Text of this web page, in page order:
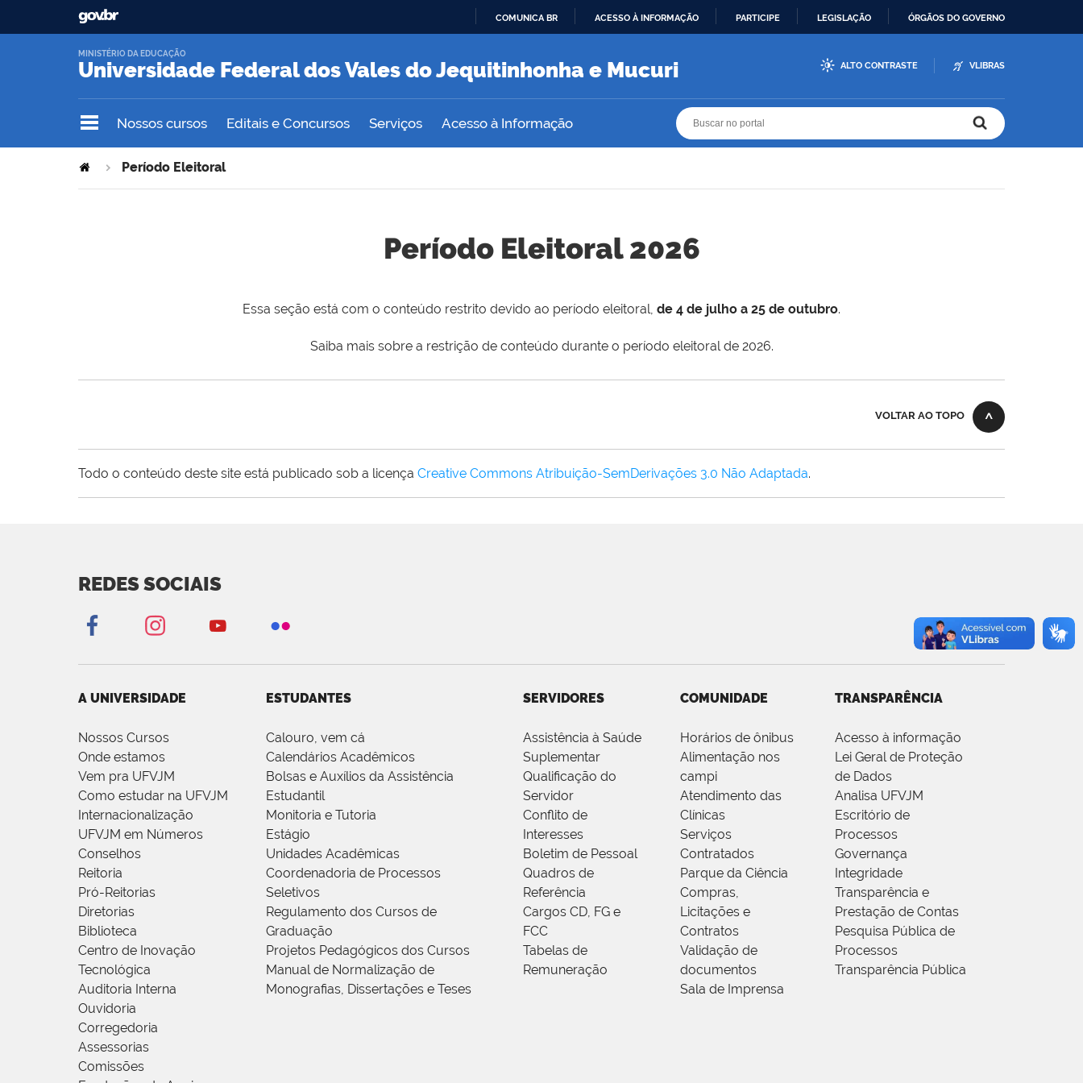
O
COMUNICA BR ACESSO À INFORMAÇÃO PARTICIPE LEGISLAÇÃO ÓRGÃOS DO GOVERNO
Universidade Federal dos Vales do Jequitinhonha e Mucuri
MINISTÉRIO DA EDUCAÇÃO
ALTO CONTRASTE VLIBRAS
Nossos cursos Editais e Concursos Serviços Acesso à Informação
Período Eleitoral
Período Eleitoral 2026
Essa seção está com o conteúdo restrito devido ao período eleitoral, de 4 de julho a 25 de outubro.
Saiba mais sobre a restrição de conteúdo durante o período eleitoral de 2026.
VOLTAR AO TOPO
Todo o conteúdo deste site está publicado sob a licença Creative Commons Atribuição-SemDerivações 3.0 Não Adaptada.
REDES SOCIAIS
A UNIVERSIDADE
Nossos Cursos
Onde estamos
Vem pra UFVJM
Como estudar na UFVJM
Internacionalização
UFVJM em Números
Conselhos
Reitoria
Pró-Reitorias
Diretorias
Biblioteca
Centro de Inovação
Tecnológica
Auditoria Interna
Ouvidoria
Corregedoria
Assessorias
Comissões
ESTUDANTES
Calouro, vem cá
Calendários Acadêmicos
Bolsas e Auxílios da Assistência
Estudantil
Monitoria e Tutoria
Estágio
Unidades Acadêmicas
Coordenadoria de Processos
Seletivos
Regulamento dos Cursos de
Graduação
Projetos Pedagógicos dos Cursos
Manual de Normalização de
Monografias, Dissertações e Teses
SERVIDORES
Assistência à Saúde
Suplementar
Qualificação do
Servidor
Conflito de
Interesses
Boletim de Pessoal
Quadros de
Referência
Cargos CD, FG e
FCC
Tabelas de
Remuneração
COMUNIDADE
Horários de ônibus
Alimentação nos
campi
Atendimento das
Clínicas
Serviços
Contratados
Parque da Ciência
Compras,
Licitações e
Contratos
Validação de
documentos
Sala de Imprensa
TRANSPARÊNCIA
Acesso à informação
Lei Geral de Proteção
de Dados
Analisa UFVJM
Escritório de
Processos
Governança
Integridade
Transparência e
Prestação de Contas
Pesquisa Pública de
Processos
Transparência Pública